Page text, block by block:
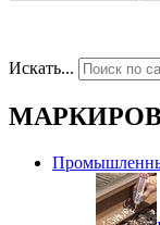
Искать...